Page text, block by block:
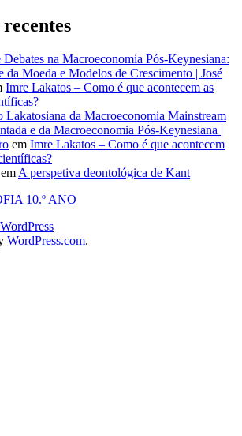
na Macroeconomia Pós-Keynesiana:
da Moeda e Modelos de Crescimento | José
Imre Lakatos – Como é que acontecem as
Lakatosiana da Macroeconomia Mainstream
e da Macroeconomia Pós-Keynesiana |
em Imre Lakatos – Como é que acontecem
A perspetiva deontológica de Kant
10.º ANO
WordPress.com.